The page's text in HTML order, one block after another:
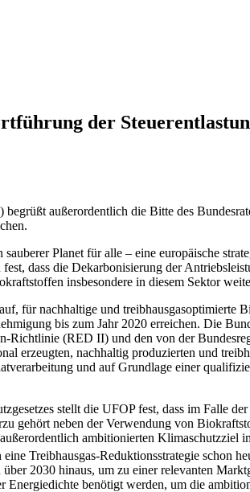
der
außerordentlich die Bitte des
Planet für alle – eine europäische
dass die Dekarbonisierung der
insbesondere in diesem Sektor
für nachhaltige und treibhausgasoptimierte
bis zum Jahr 2020 erreichen. Die
Richtlinie (RED II) und den von der
erzeugten, nachhaltig produzierten und
und auf Grundlage einer
stellt die UFOP fest, dass im Falle
gehört neben der Verwendung von
ambitionierten Klimaschutzziel
Treibhausgas-Reduktionsstrategie schon
2030 hinaus, um zu einer relevanten
benötigt werden, um die